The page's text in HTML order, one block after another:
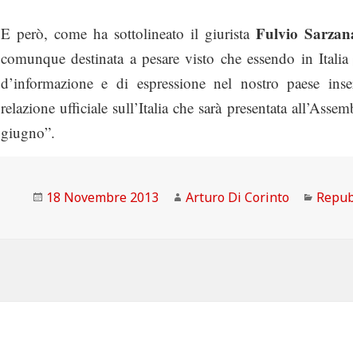
E però, come ha sottolineato il giurista Fulvio
comunque destinata a pesare visto che essendo in
d’informazione e di espressione nel nostro paese
relazione ufficiale sull’Italia che sarà presentata
giugno”.
Scritto
18 Novembre 2013 Autore
Arturo Di Corinto